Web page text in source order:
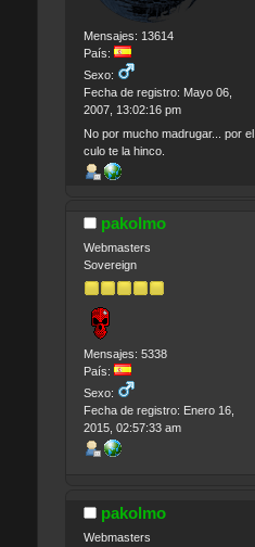
Mensajes: 13614
País:
Sexo:
Fecha de registro: Mayo 06,
2007, 13:02:16 pm
No por mucho madrugar... por el
culo te la hinco.
pakolmo
Webmasters
Sovereign
Mensajes: 5338
País:
Sexo:
Fecha de registro: Enero 16,
2015, 02:57:33 am
pakolmo
Webmasters